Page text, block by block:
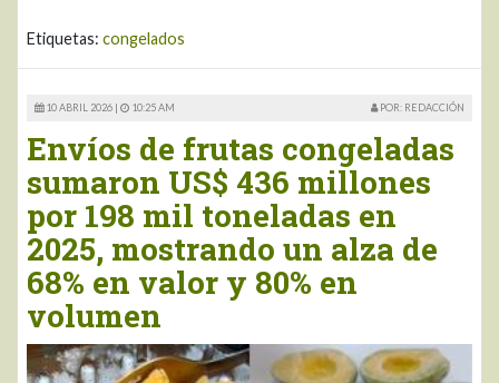
Etiquetas: congelados
10 ABRIL 2026 | 10:25 AM POR: REDACCIÓN
Envíos de frutas congeladas
sumaron US$ 436 millones
por 198 mil toneladas en
2025, mostrando un alza de
68% en valor y 80% en
volumen